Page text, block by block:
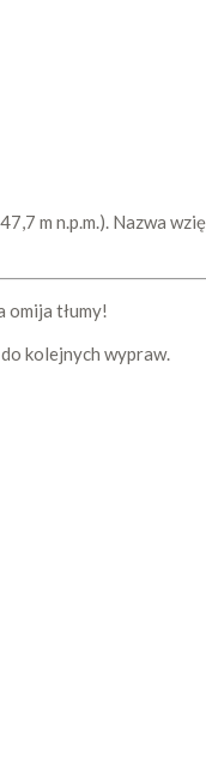
m n.p.m.). Nazwa
omija tłumy!
kolejnych wypraw.